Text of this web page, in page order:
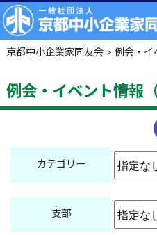
京都中小企業家同友会> 例会・イ
例会・イベント情報（
カテゴリー
支部